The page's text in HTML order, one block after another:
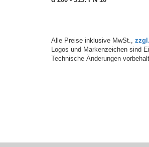
Alle Preise inklusive MwSt.,
Logos und Markenzeichen sind
Technische Änderungen